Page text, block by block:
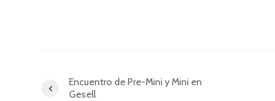
Encuentro de Pre-Mini y Mini en
Gesell